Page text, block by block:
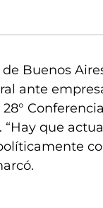
Buenos
ante
que